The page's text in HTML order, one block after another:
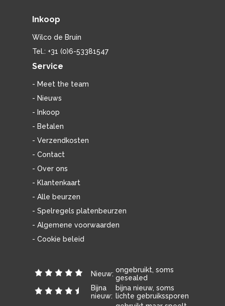
Inkoop
Wilco de Bruin
Tel.: +31 (0)6-53381547
Service
- Meet the team
- Nieuws
- Inkoop
- Betalen
- Verzendkosten
- Contact
- Over ons
- Klantenkaart
- Alle beurzen
- Spelregels platenbeurzen
- Algemene voorwaarden
- Cookie beleid
Nieuw: ongebruikt, soms
gesealed
Bijna
nieuw:
bijna nieuw, soms
lichte gebruikssporen